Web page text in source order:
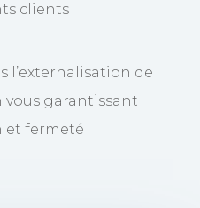
clients
l’externalisation de
vous garantissant
et fermeté